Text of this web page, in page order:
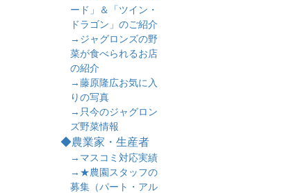
ード」＆「ツイン・
ドラゴン」のご紹介
→ジャグロンズの野
菜が食べられるお店
の紹介
→藤原隆広お気に入
りの写真
→只今のジャグロン
ズ野菜情報
◆農業家・生産者
→マスコミ対応実績
→★農園スタッフの
募集（パート・アル